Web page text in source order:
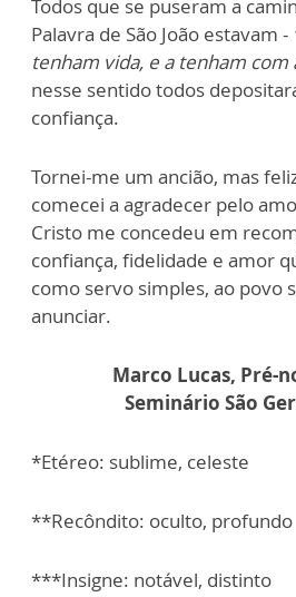
Todos que se puseram a
Palavra de São João estavam -
tenham vida, e a tenham com
nesse sentido todos
confiança.
Tornei-me um ancião, mas
comecei a agradecer pelo
Cristo me concedeu em
confiança, fidelidade e amor
como servo simples, ao povo
anunciar.
Marco Lucas, Pré-
Seminário São
*Etéreo: sublime, celeste
**Recôndito: oculto, profundo
***Insigne: notável, distinto